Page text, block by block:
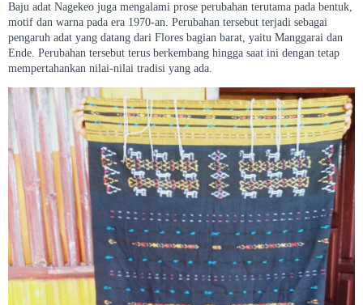
Baju adat Nagekeo juga mengalami prose perubahan terutama pada bentuk,
motif dan warna pada era 1970-an. Perubahan tersebut terjadi sebagai
pengaruh adat yang datang dari Flores bagian barat, yaitu Manggarai dan
Ende. Perubahan tersebut terus berkembang hingga saat ini dengan tetap
mempertahankan nilai-nilai tradisi yang ada.